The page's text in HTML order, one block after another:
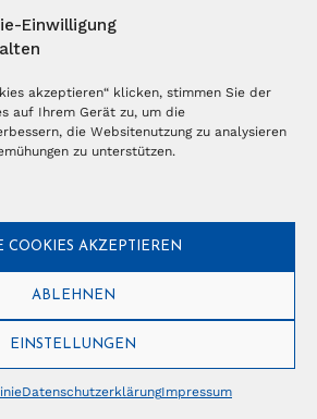
Einwilligung
akzeptieren“ klicken, stimmen Sie der
auf Ihrem Gerät zu, um die
die Websitenutzung zu analysieren
zu unterstützen.
COOKIES AKZEPTIEREN
ABLEHNEN
EINSTELLUNGEN
DatenschutzerklärungImpressum
// info@tlvg.ch// +41 31 300 30 85 //
GmbH // Frohbergweg 1 - CH-3012 Bern //
//Impressum